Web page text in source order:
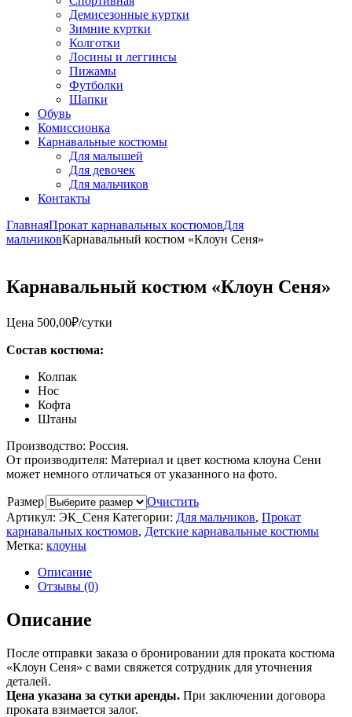
Демисезонные куртки
Зимние куртки
Колготки
Лосины и леггинсы
Пижамы
Футболки
Шапки
Обувь
Комиссионка
Карнавальные костюмы
Для малышей
Для девочек
Для мальчиков
Контакты
ГлавнаяПрокат карнавальных костюмовДля
мальчиковКарнавальный костюм «Клоун Сеня»
Карнавальный костюм «Клоун Сеня»
Цена 500,00₽/сутки
Состав костюма:
Колпак
Нос
Кофта
Штаны
Производство: Россия.
От производителя: Материал и цвет костюма клоуна Сени
может немного отличаться от указанного на фото.
Размер
Очистить
Артикул: ЭК_Сеня Категории: Для мальчиков, Прокат
карнавальных костюмов, Детские карнавальные костюмы
Метка: клоуны
Описание
Отзывы (0)
Описание
После отправки заказа о бронировании для проката костюма
«Клоун Сеня» с вами свяжется сотрудник для уточнения
деталей.
Цена указана за сутки аренды. При заключении договора
проката взимается залог.